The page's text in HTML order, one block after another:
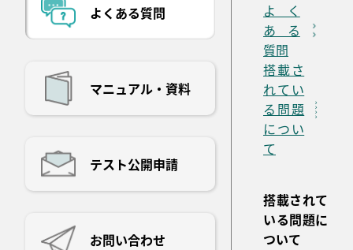
よくある質問
マニュアル・資料
テスト公開申請
お問い合わせ
よく
ある
質問
搭載さ
れてい
る問題
につい
て
搭載されて
いる問題に
ついて